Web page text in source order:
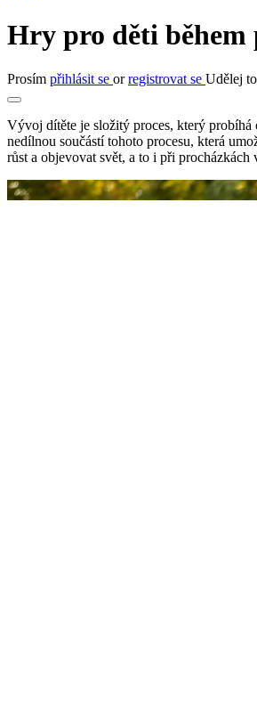
Hry pro děti během
Prosím přihlásit se orregistrovat se Udělej
Vývoj dítěte je složitý proces, který probíhá
nedílnou součástí tohoto procesu, která
růst a objevovat svět, a to i při procházkách